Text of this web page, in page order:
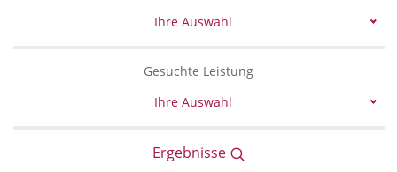
Ihre Auswahl
Gesuchte Leistung
Ihre Auswahl
Ergebnisse